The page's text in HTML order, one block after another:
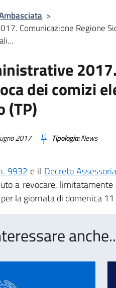
>
Comunicazione Regione
dei comizi
(TP)
2017 Tipologia:News
9932 e il Decreto
a revocare, limitatamente
la giornata di domenica
anche..